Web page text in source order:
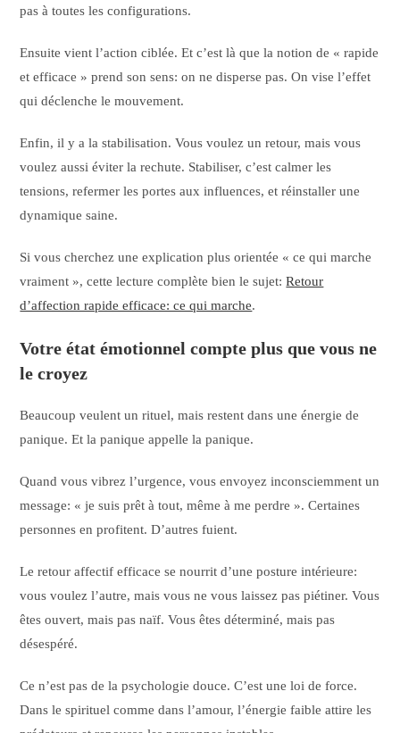
pas à toutes les configurations.
Ensuite vient l’action ciblée. Et c’est là que la notion de « rapide
et efficace » prend son sens: on ne disperse pas. On vise l’effet
qui déclenche le mouvement.
Enfin, il y a la stabilisation. Vous voulez un retour, mais vous
voulez aussi éviter la rechute. Stabiliser, c’est calmer les
tensions, refermer les portes aux influences, et réinstaller une
dynamique saine.
Si vous cherchez une explication plus orientée « ce qui marche
vraiment », cette lecture complète bien le sujet:Retour
d’affection rapide efficace: ce qui marche.
Votre état émotionnel compte plus que vous ne
le croyez
Beaucoup veulent un rituel, mais restent dans une énergie de
panique. Et la panique appelle la panique.
Quand vous vibrez l’urgence, vous envoyez inconsciemment un
message: « je suis prêt à tout, même à me perdre ». Certaines
personnes en profitent. D’autres fuient.
Le retour affectif efficace se nourrit d’une posture intérieure:
vous voulez l’autre, mais vous ne vous laissez pas piétiner. Vous
êtes ouvert, mais pas naïf. Vous êtes déterminé, mais pas
désespéré.
Ce n’est pas de la psychologie douce. C’est une loi de force.
Dans le spirituel comme dans l’amour, l’énergie faible attire les